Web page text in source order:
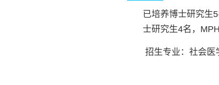
已培养博士研究生
士研究生4名，
招生专业：社会医